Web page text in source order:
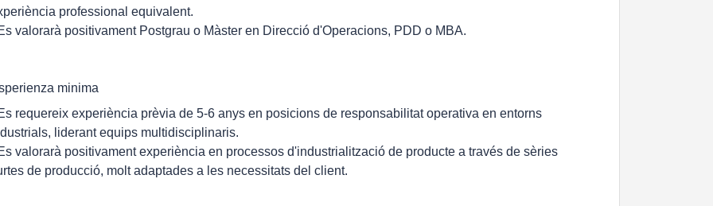
professional equivalent.
valorarà positivament Postgrau o Màster en Direcció d'Operacions, PDD o MBA.
minima
requereix experiència prèvia de 5-6 anys en posicions de responsabilitat operativa en entorns
liderant equips multidisciplinaris.
valorarà positivament experiència en processos d'industrialització de producte a través de sèries
de producció, molt adaptades a les necessitats del client.